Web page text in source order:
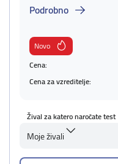
Podrobno
Novo
Cena:
Cena za vzreditelje:
Žival za katero naročate test
Moje živali